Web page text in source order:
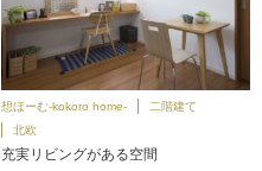
想ほーむ-kokoro home-
二階建て
北欧
充実リビングがある空間